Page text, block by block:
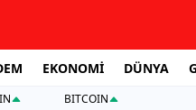
EKONOMİ DÜNYA
BITCOIN